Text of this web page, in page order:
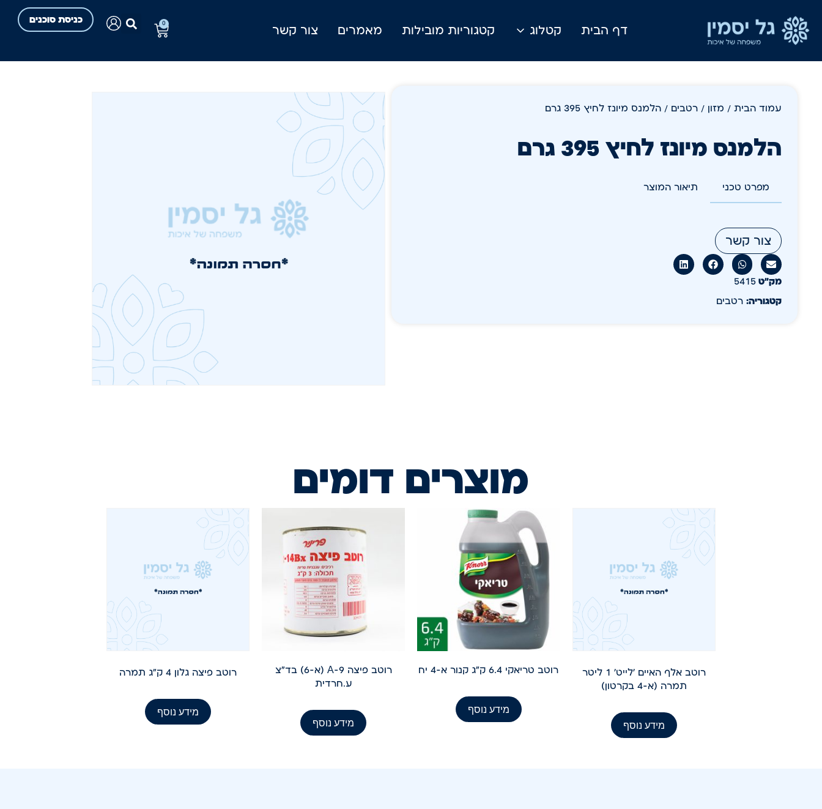
דף הבית קטלוג קטגוריות מובילות מאמרים צור קשר
כניסת סוכנים 0
עמוד הבית / מזון / רטבים / הלמנס מיונז לחיץ 395 גרם
הלמנס מיונז לחיץ 395 גרם
מפרט טכני תיאור המוצר
צור קשר
מק״ט 5415
קטגוריה: רטבים
מוצרים דומים
רוטב אלף האיים 'לייט' 1 ליטר
תמרה (א-4 בקרטון)
מידע נוסף
רוטב טריאקי 6.4 ק"ג קנור א-4 יח
מידע נוסף
רוטב פיצה A-9 (א-6) בד"צ
ע.חרדית
מידע נוסף
רוטב פיצה גלון 4 ק"ג תמרה
מידע נוסף